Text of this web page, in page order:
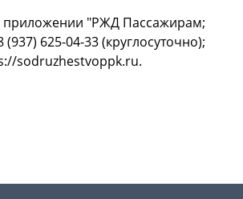
"РЖД Пассажирам;
(937) 625-04-33 (круглосуточно);
sodruzhestvoppk.ru.